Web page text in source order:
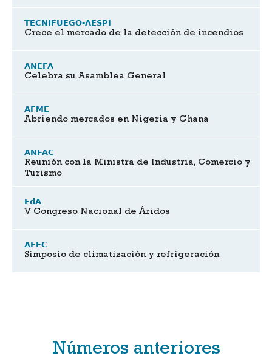
TECNIFUEGO-AESPI
Crece el mercado de la detección de incendios
ANEFA
Celebra su Asamblea General
AFME
Abriendo mercados en Nigeria y Ghana
ANFAC
Reunión con la Ministra de Industria, Comercio y
Turismo
FdA
V Congreso Nacional de Áridos
AFEC
Simposio de climatización y refrigeración
Números anteriores